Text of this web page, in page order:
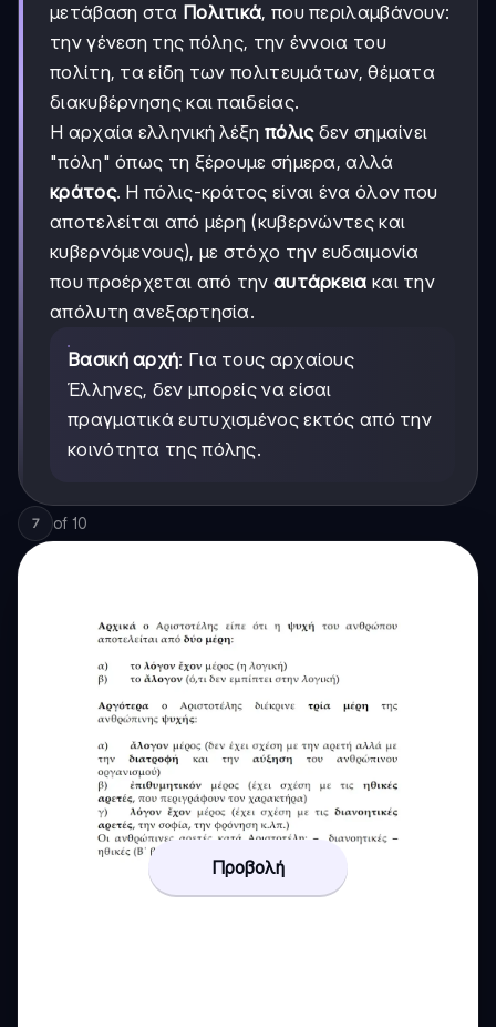
μετάβαση στα Πολιτικά, που περιλαμβάνουν:
την γένεση της πόλης, την έννοια του
πολίτη, τα είδη των πολιτευμάτων, θέματα
διακυβέρνησης και παιδείας.
Η αρχαία ελληνική λέξη πόλιςδεν σημαίνει
"πόλη" όπως τη ξέρουμε σήμερα, αλλά
κράτος. Η πόλις-κράτος είναι ένα όλον που
αποτελείται από μέρη (κυβερνώντες και
κυβερνόμενους), με στόχο την ευδαιμονία
που προέρχεται από την αυτάρκεια και την
απόλυτη ανεξαρτησία.
Βασική αρχή: Για τους αρχαίους
Έλληνες, δεν μπορείς να είσαι
πραγματικά ευτυχισμένος εκτός από την
κοινότητα της πόλης.
7 of 10
Προβολή